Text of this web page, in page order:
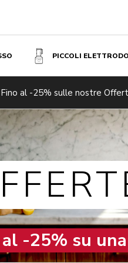
PICCOLI
Fino al -25% sulle nostre
-25% su